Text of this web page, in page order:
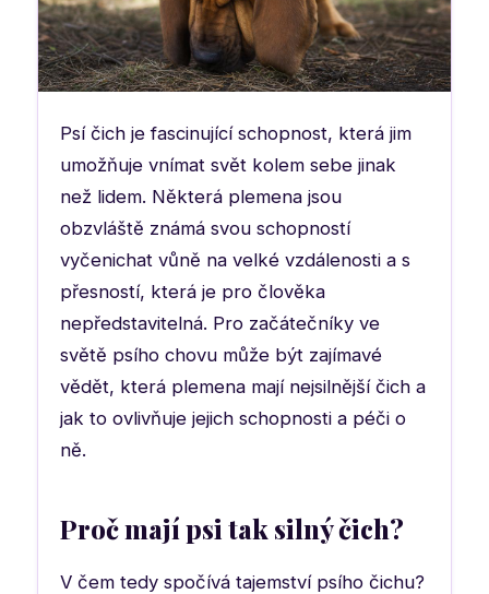
Psí čich je fascinující schopnost, která jim
umožňuje vnímat svět kolem sebe jinak
než lidem. Některá plemena jsou
obzvláště známá svou schopností
vyčenichat vůně na velké vzdálenosti a s
přesností, která je pro člověka
nepředstavitelná. Pro začátečníky ve
světě psího chovu může být zajímavé
vědět, která plemena mají nejsilnější čich a
jak to ovlivňuje jejich schopnosti a péči o
ně.
Proč mají psi tak silný čich?
V čem tedy spočívá tajemství psího čichu?